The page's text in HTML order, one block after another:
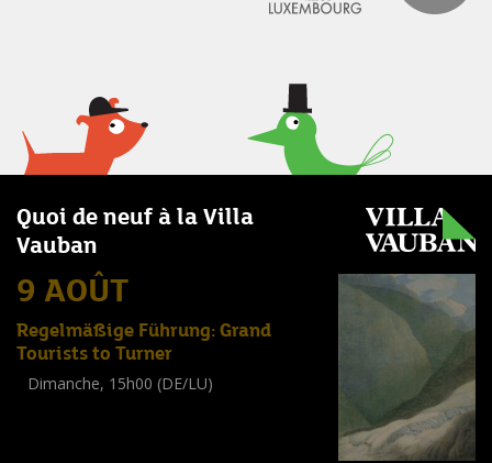
Quoi de neuf à la Villa
Vauban
9 AOÛT
Regelmäßige Führung: Grand
Tourists to Turner
Dimanche, 15h00 (DE/LU)